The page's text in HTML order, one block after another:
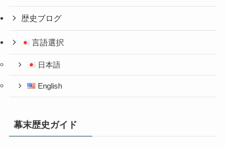
歴史ブログ
言語選択
日本語
English
幕末歴史ガイド